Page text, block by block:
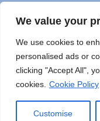
We value your
We use cookies to
personalised ads or
clicking "Accept All",
cookies. Cookie Policy
Customise
All material on this
WebMD LLC. This
copyrighted by 3rd